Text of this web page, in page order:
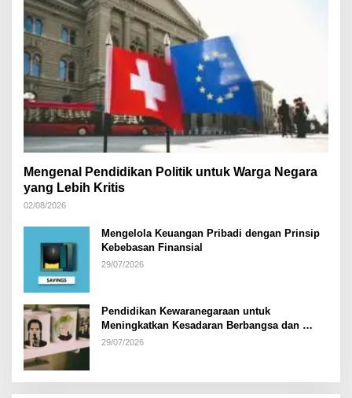
Mengenal Pendidikan Politik untuk Warga Negara
yang Lebih Kritis
02/08/2026
Mengelola Keuangan Pribadi dengan Prinsip
Kebebasan Finansial
29/07/2026
Pendidikan Kewaranegaraan untuk
Meningkatkan Kesadaran Berbangsa dan
Bernegara di…
29/07/2026